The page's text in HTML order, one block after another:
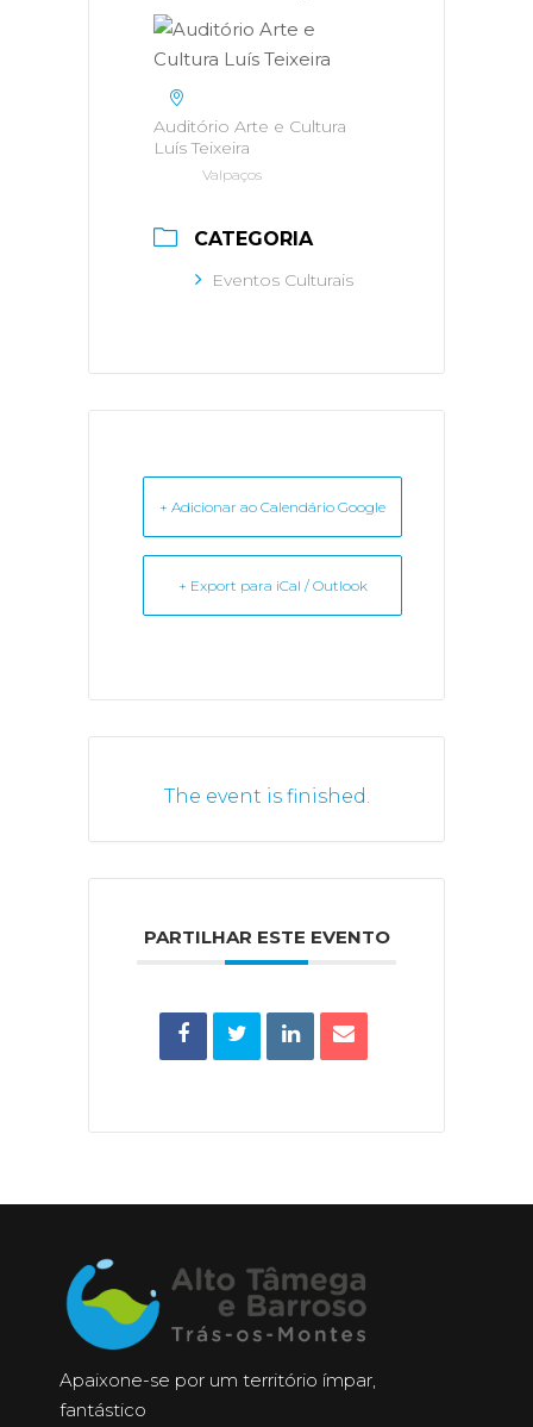
Auditório Arte e Cultura
Luís Teixeira
Valpaços
CATEGORIA
Eventos Culturais
+ Adicionar ao Calendário Google
+ Export para iCal / Outlook
The event is finished.
PARTILHAR ESTE EVENTO
Apaixone-se por um território ímpar,
fantástico